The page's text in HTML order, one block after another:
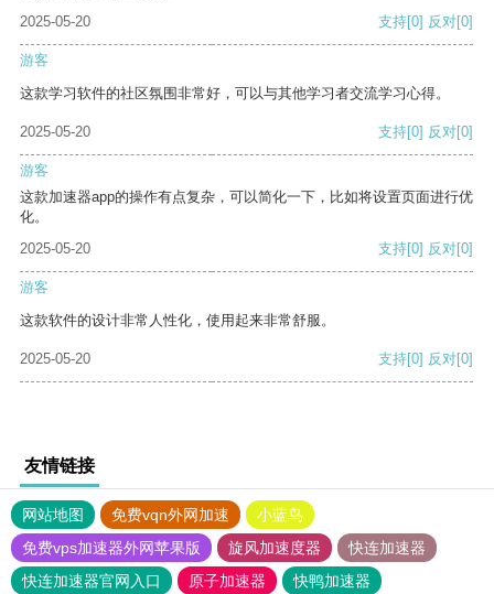
2025-05-20
支持[0] 反对[0]
游客
这款学习软件的社区氛围非常好，可以与其他学习者交流学习心得。
2025-05-20 支持[0] 反对[0]
游客
这款加速器app的操作有点复杂，可以简化一下，比如将设置页面进行优
化。
2025-05-20
支持[0] 反对[0]
游客
这款软件的设计非常人性化，使用起来非常舒服。
2025-05-20 支持[0] 反对[0]
友情链接
网站地图 免费vqn外网加速
小蓝鸟
免费vps加速器外网苹果版
旋风加速度器
快连加速器
快连加速器官网入口
原子加速器
快鸭加速器